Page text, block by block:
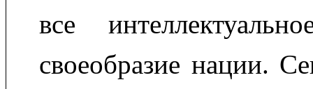
все
своеобразие нации.